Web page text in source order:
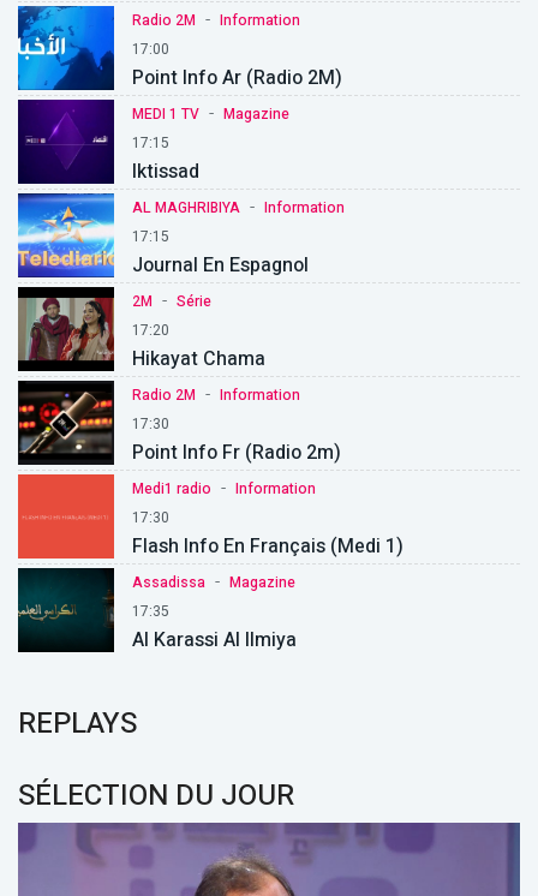
Radio 2M - Information
17:00
Point Info Ar (Radio 2M)
MEDI 1 TV - Magazine
17:15
Iktissad
AL MAGHRIBIYA - Information
17:15
Journal En Espagnol
2M - Série
17:20
Hikayat Chama
Radio 2M - Information
17:30
Point Info Fr (Radio 2m)
Medi1 radio - Information
17:30
Flash Info En Français (Medi 1)
Assadissa - Magazine
17:35
Al Karassi Al Ilmiya
REPLAYS
SÉLECTION DU JOUR